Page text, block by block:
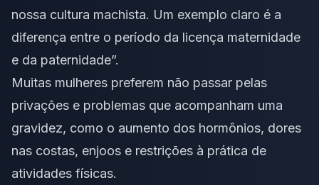
nossa cultura machista. Um exemplo claro é a
diferença entre o período da licença maternidade
e da paternidade”.
Muitas mulheres preferem não passar pelas
privações e problemas que acompanham uma
gravidez, como o aumento dos hormônios, dores
nas costas, enjoos e restrições à prática de
atividades físicas.